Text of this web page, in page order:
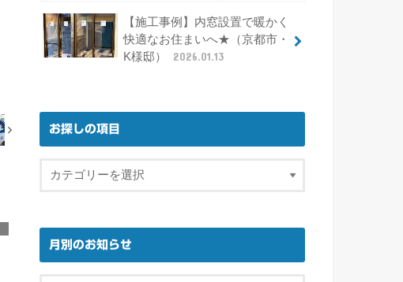
【施工事例】内窓設置で暖かく
快適なお住まいへ★（京都市・
K様邸）
2026.01.13
お探しの項目
月別のお知らせ